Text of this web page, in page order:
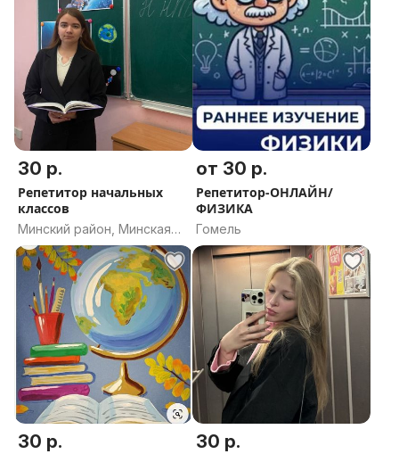
30 р.
Репетитор начальных
классов
Минский район, Минская
область
от 30 р.
Репетитор-ОНЛАЙН/
ФИЗИКА
Гомель
30 р. 30 р.